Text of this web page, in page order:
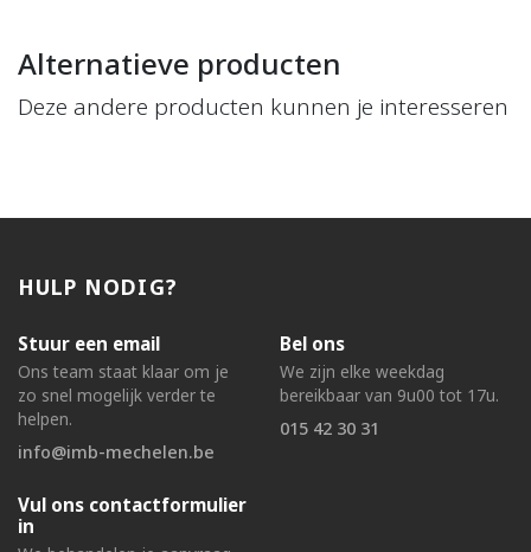
Alternatieve producten
Deze andere producten kunnen je interesseren
HULP NODIG?
Stuur een email
Ons team staat klaar om je
zo snel mogelijk verder te
helpen.
info@imb-mechelen.be
Bel ons
We zijn elke weekdag
bereikbaar van 9u00 tot 17u.
015 42 30 31
Vul ons contactformulier
in